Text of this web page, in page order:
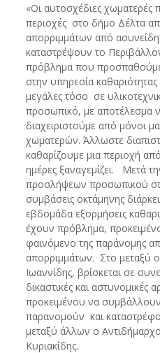
«Οι αυτοσχέδιες
περιοχές στο δήμο Δέλτα
απορριμμάτων από
καταστρέψουν το
πρόβλημα που
στην υπηρεσία
μεγάλες τόσο σε
προσωπικό, με αποτέλεσμα
διαχειριστούμε από μόνοι
χωματερών. Άλλωστε
καθαρίζουμε μια περιοχή
ημέρες ξαναγεμίζει. Μετά
προσλήψεων προσωπικού
συμβάσεις οκτάμηνης
εβδομάδα εξορμήσεις
έχουν πρόβλημα,
φαινόμενο της παράνομης
απορριμμάτων. Στο μεταξύ
Ιωαννίδης, βρίσκεται σε
δικαστικές και αστυνομικές
προκειμένου να
παρανομούν και
μεταξύ άλλων ο
Κυριακίδης.